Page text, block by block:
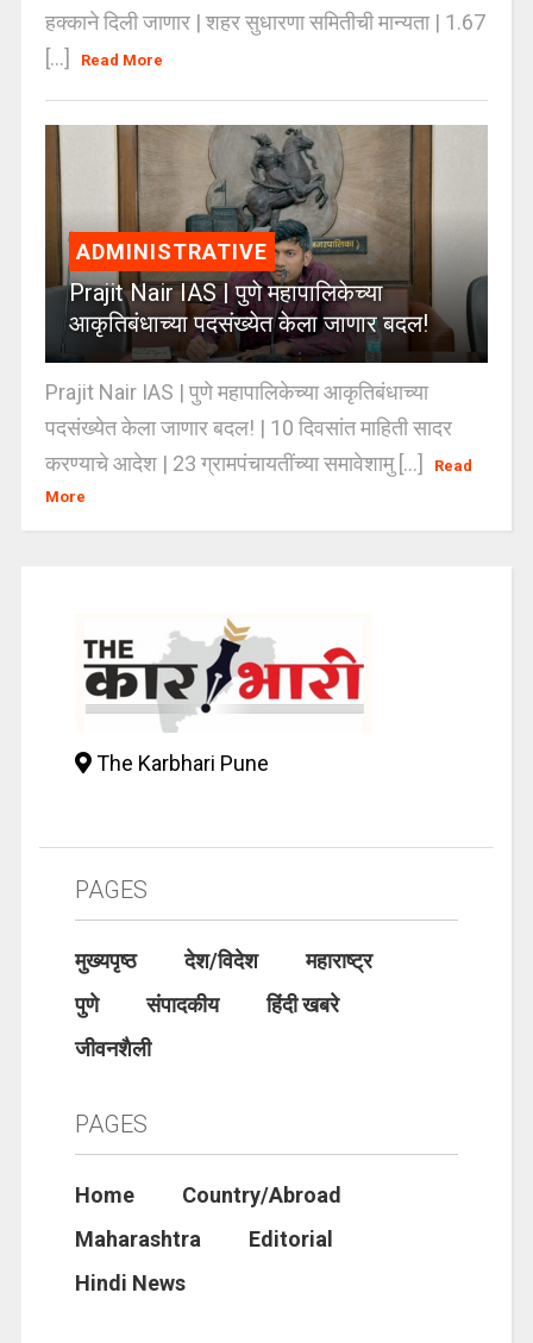
हक्काने दिली जाणार | शहर सुधारणा समितीची मान्यता | 1.67
[...]
Read More
ADMINISTRATIVE
Prajit Nair IAS | पुणे महापालिकेच्या
आकृतिबंधाच्या पदसंख्येत केला जाणार बदल!
Prajit Nair IAS | पुणे महापालिकेच्या आकृतिबंधाच्या
पदसंख्येत केला जाणार बदल! | 10 दिवसांत माहिती सादर
करण्याचे आदेश | 23 ग्रामपंचायतींच्या समावेशामु [...]
Read
More
The Karbhari Pune
PAGES
मुख्यपृष्ठ देश/विदेश
महाराष्ट्र
पुणे
संपादकीय
हिंदी खबरे
जीवनशैली
PAGES
Home
Country/Abroad
Maharashtra
Editorial
Hindi News